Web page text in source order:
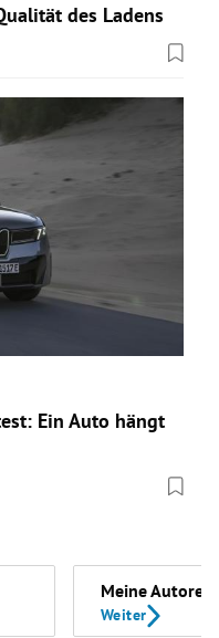
des Ladens
Ein Auto hängt
Meine Autoren
Weiter